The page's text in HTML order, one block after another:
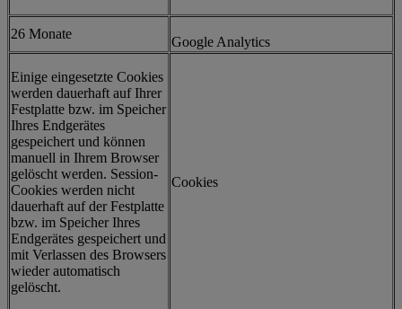
26 Monate
Google Analytics
Einige eingesetzte Cookies
werden dauerhaft auf Ihrer
Festplatte bzw. im Speicher
Ihres Endgerätes
gespeichert und können
manuell in Ihrem Browser
gelöscht werden. Session-
Cookies werden nicht
dauerhaft auf der Festplatte
bzw. im Speicher Ihres
Endgerätes gespeichert und
mit Verlassen des Browsers
wieder automatisch
gelöscht.
Cookies